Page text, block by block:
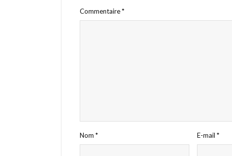
Commentaire*
Nom * E-mail*